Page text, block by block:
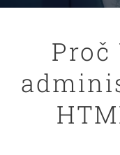
Proč